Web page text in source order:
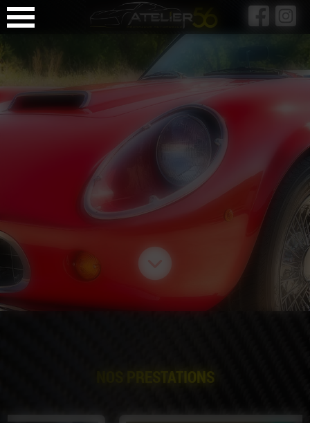
Panneau de gestion des cookies
NOS PRESTATIONS